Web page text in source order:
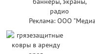
Реклама: ООО